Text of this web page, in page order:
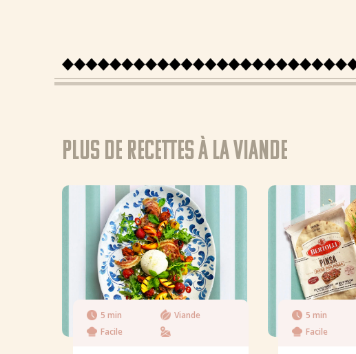
Plus de recettes à la Viande
5 min
Viande
Facile
5 min
Facile